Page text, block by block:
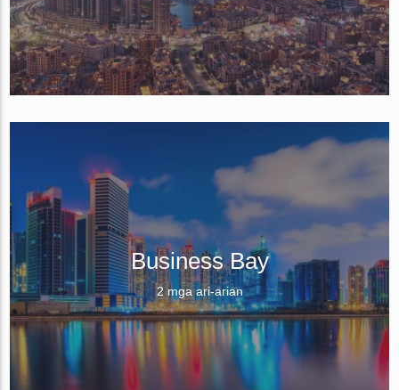
Business Bay
2 mga ari-arian